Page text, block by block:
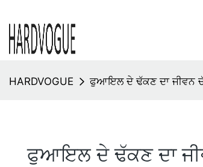
HARDVOGUE ਫੁਆਇਲ ਦੇ ਢੱਕਣ ਦਾ ਜੀਵਨ
ਫੁਆਇਲ ਦੇ ਢੱਕਣ ਦਾ